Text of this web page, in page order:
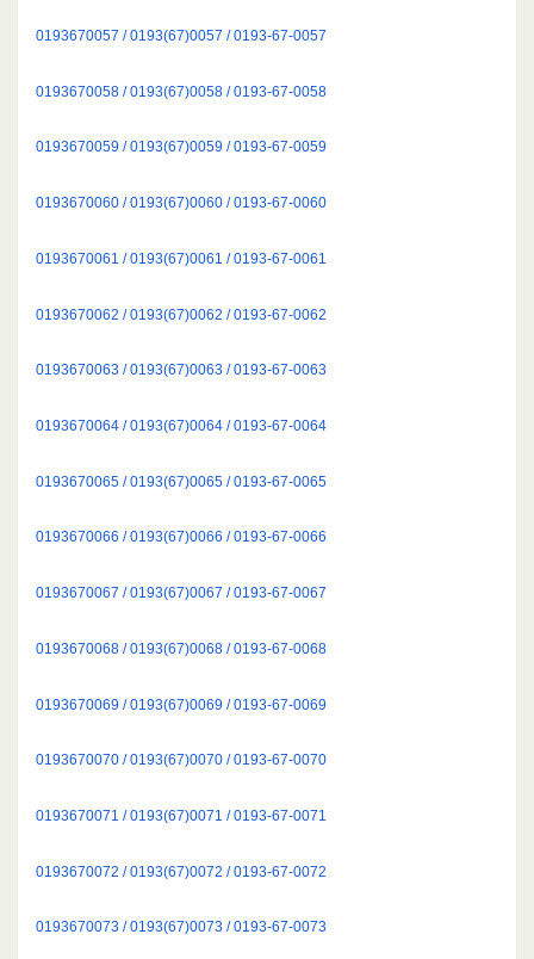
0193670057 / 0193(67)0057 / 0193-67-0057
0193670058 / 0193(67)0058 / 0193-67-0058
0193670059 / 0193(67)0059 / 0193-67-0059
0193670060 / 0193(67)0060 / 0193-67-0060
0193670061 / 0193(67)0061 / 0193-67-0061
0193670062 / 0193(67)0062 / 0193-67-0062
0193670063 / 0193(67)0063 / 0193-67-0063
0193670064 / 0193(67)0064 / 0193-67-0064
0193670065 / 0193(67)0065 / 0193-67-0065
0193670066 / 0193(67)0066 / 0193-67-0066
0193670067 / 0193(67)0067 / 0193-67-0067
0193670068 / 0193(67)0068 / 0193-67-0068
0193670069 / 0193(67)0069 / 0193-67-0069
0193670070 / 0193(67)0070 / 0193-67-0070
0193670071 / 0193(67)0071 / 0193-67-0071
0193670072 / 0193(67)0072 / 0193-67-0072
0193670073 / 0193(67)0073 / 0193-67-0073